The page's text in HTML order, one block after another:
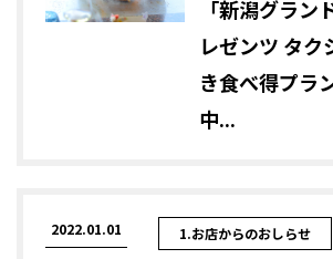
「新潟グラン
レゼンツ タク
き食べ得プラ
中...
2022.01.01 1.お店からのおしらせ